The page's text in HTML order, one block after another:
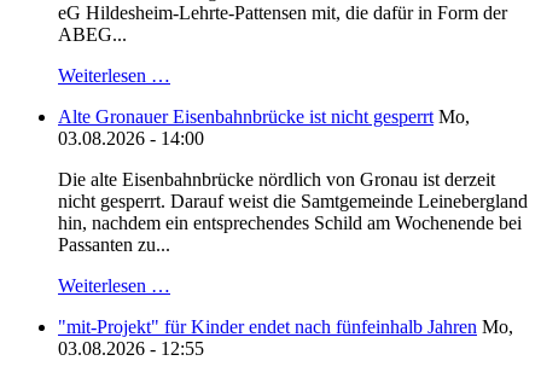
eG Hildesheim-Lehrte-Pattensen mit, die dafür in Form der
ABEG...
Weiterlesen …
Alte Gronauer Eisenbahnbrücke ist nicht gesperrt Mo,
03.08.2026 - 14:00
Die alte Eisenbahnbrücke nördlich von Gronau ist derzeit
nicht gesperrt. Darauf weist die Samtgemeinde Leinebergland
hin, nachdem ein entsprechendes Schild am Wochenende bei
Passanten zu...
Weiterlesen …
"mit-Projekt" für Kinder endet nach fünfeinhalb Jahren Mo,
03.08.2026 - 12:55